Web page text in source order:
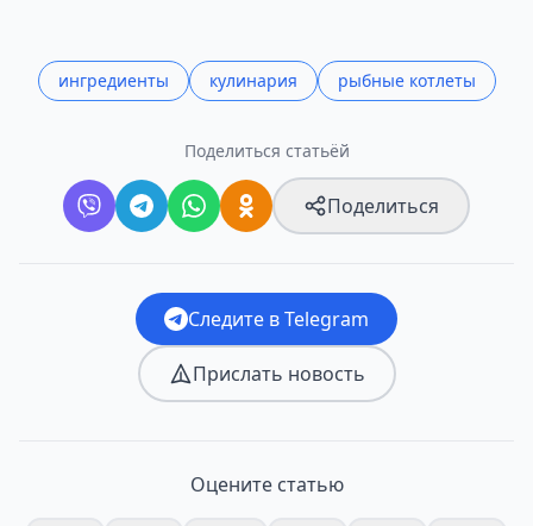
ингредиенты кулинария рыбные котлеты
Поделиться статьёй
Поделиться
Следите в Telegram
Прислать новость
Оцените статью